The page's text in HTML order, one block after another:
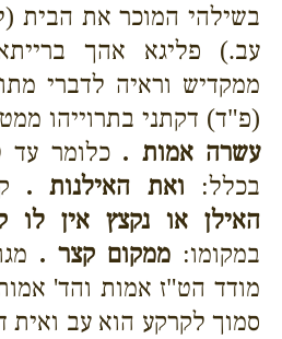
בשילהי המוכר את הבית
עב.) פליגא אהך
ממקדיש וראיה לדברי
(פ"ד) דקתני בתרוייהו
עשרה אמות . כלומר עד
בכלל: ואת האילנות .
האילן או נקצץ אין לו
במקומו: ממקום קצר .
מודד הט"ז אמות והד'
סמוך לקרקע הוא עב ואית